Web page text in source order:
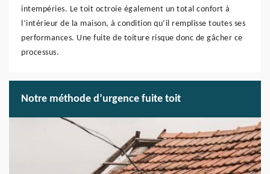
intempéries. Le toit octroie également un total confort à
l’intérieur de la maison, à condition qu’il remplisse toutes ses
performances. Une fuite de toiture risque donc de gâcher ce
processus.
Notre méthode d’urgence fuite toit